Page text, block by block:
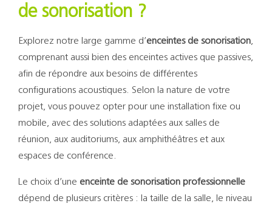
de sonorisation ?
Explorez notre large gamme d’enceintes de sonorisation,
comprenant aussi bien des enceintes actives que passives,
afin de répondre aux besoins de différentes
configurations acoustiques. Selon la nature de votre
projet, vous pouvez opter pour une installation fixe ou
mobile, avec des solutions adaptées aux salles de
réunion, aux auditoriums, aux amphithéâtres et aux
espaces de conférence.
Le choix d’une enceinte de sonorisation professionnelle
dépend de plusieurs critères : la taille de la salle, le niveau